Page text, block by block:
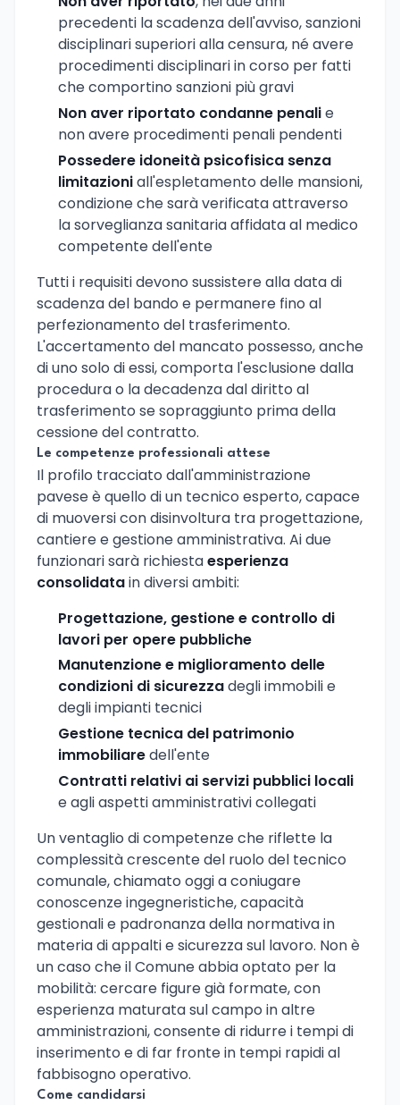
precedenti la scadenza dell'avviso, sanzioni
disciplinari superiori alla censura, né avere
procedimenti disciplinari in corso per fatti
che comportino sanzioni più gravi
Non aver riportato condanne penalie
non avere procedimenti penali pendenti
Possedere idoneità psicofisica senza
limitazioniall'espletamento delle mansioni,
condizione che sarà verificata attraverso
la sorveglianza sanitaria affidata al medico
competente dell'ente
Tutti i requisiti devono sussistere alla data di
scadenza del bando e permanere fino al
perfezionamento del trasferimento.
L'accertamento del mancato possesso, anche
di uno solo di essi, comporta l'esclusione dalla
procedura o la decadenza dal diritto al
trasferimento se sopraggiunto prima della
cessione del contratto.
Le competenze professionali attese
Il profilo tracciato dall'amministrazione
pavese è quello di un tecnico esperto, capace
di muoversi con disinvoltura tra progettazione,
cantiere e gestione amministrativa. Ai due
funzionari sarà richiestaesperienza
consolidatain diversi ambiti:
Progettazione, gestione e controllo di
lavori per opere pubbliche
Manutenzione e miglioramento delle
condizioni di sicurezzadegli immobili e
degli impianti tecnici
Gestione tecnica del patrimonio
immobiliaredell'ente
Contratti relativi ai servizi pubblici locali
e agli aspetti amministrativi collegati
Un ventaglio di competenze che riflette la
complessità crescente del ruolo del tecnico
comunale, chiamato oggi a coniugare
conoscenze ingegneristiche, capacità
gestionali e padronanza della normativa in
materia di appalti e sicurezza sul lavoro. Non è
un caso che il Comune abbia optato per la
mobilità: cercare figure già formate, con
esperienza maturata sul campo in altre
amministrazioni, consente di ridurre i tempi di
inserimento e di far fronte in tempi rapidi al
fabbisogno operativo.
Come candidarsi